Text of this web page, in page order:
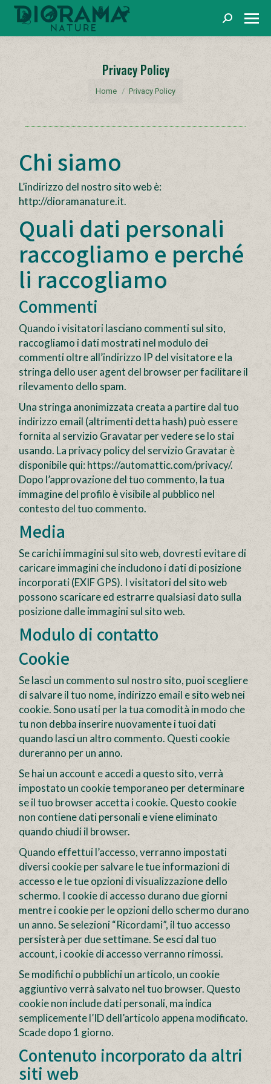
Cerca
Privacy Policy
You are here:
Home Privacy Policy
Chi siamo
L’indirizzo del nostro sito web è:
http://dioramanature.it.
Quali dati personali
raccogliamo e perché
li raccogliamo
Commenti
Quando i visitatori lasciano commenti sul sito,
raccogliamo i dati mostrati nel modulo dei
commenti oltre all’indirizzo IP del visitatore e la
stringa dello user agent del browser per facilitare il
rilevamento dello spam.
Una stringa anonimizzata creata a partire dal tuo
indirizzo email (altrimenti detta hash) può essere
fornita al servizio Gravatar per vedere se lo stai
usando. La privacy policy del servizio Gravatar è
disponibile qui: https://automattic.com/privacy/.
Dopo l’approvazione del tuo commento, la tua
immagine del profilo è visibile al pubblico nel
contesto del tuo commento.
Media
Se carichi immagini sul sito web, dovresti evitare di
caricare immagini che includono i dati di posizione
incorporati (EXIF GPS). I visitatori del sito web
possono scaricare ed estrarre qualsiasi dato sulla
posizione dalle immagini sul sito web.
Modulo di contatto
Cookie
Se lasci un commento sul nostro sito, puoi scegliere
di salvare il tuo nome, indirizzo email e sito web nei
cookie. Sono usati per la tua comodità in modo che
tu non debba inserire nuovamente i tuoi dati
quando lasci un altro commento. Questi cookie
dureranno per un anno.
Se hai un account e accedi a questo sito, verrà
impostato un cookie temporaneo per determinare
se il tuo browser accetta i cookie. Questo cookie
non contiene dati personali e viene eliminato
quando chiudi il browser.
Quando effettui l’accesso, verranno impostati
diversi cookie per salvare le tue informazioni di
accesso e le tue opzioni di visualizzazione dello
schermo. I cookie di accesso durano due giorni
mentre i cookie per le opzioni dello schermo durano
un anno. Se selezioni “Ricordami”, il tuo accesso
persisterà per due settimane. Se esci dal tuo
account, i cookie di accesso verranno rimossi.
Se modifichi o pubblichi un articolo, un cookie
aggiuntivo verrà salvato nel tuo browser. Questo
cookie non include dati personali, ma indica
semplicemente l’ID dell’articolo appena modificato.
Scade dopo 1 giorno.
Contenuto incorporato da altri
siti web